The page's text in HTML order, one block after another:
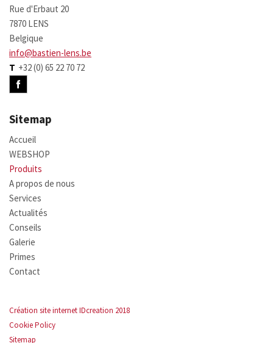
Rue d'Erbaut 20
7870 LENS
Belgique
info@bastien-lens.be
T +32 (0) 65 22 70 72
Sitemap
Accueil
WEBSHOP
Produits
A propos de nous
Services
Actualités
Conseils
Galerie
Primes
Contact
Création site internet IDcreation 2018
Cookie Policy
Sitemap